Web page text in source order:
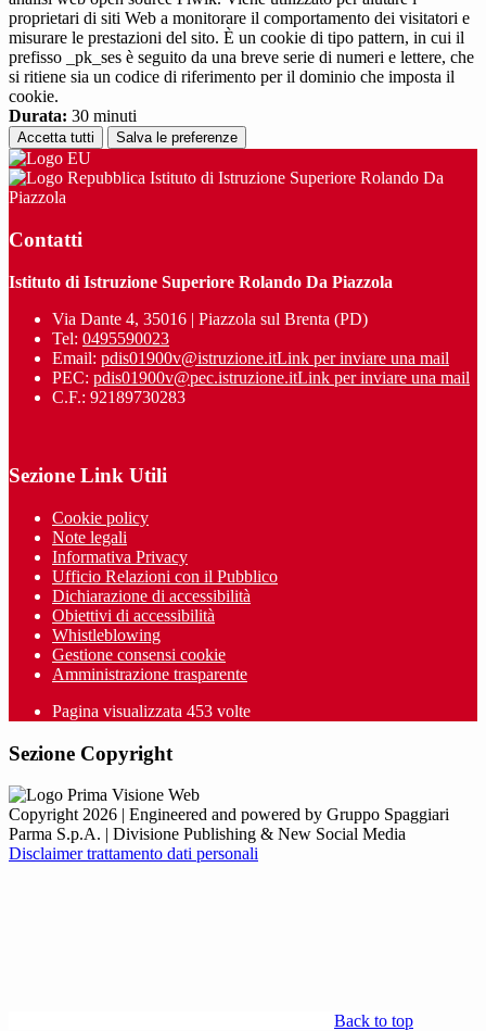
proprietari di siti Web a monitorare il comportamento dei visitatori e
misurare le prestazioni del sito. È un cookie di tipo pattern, in cui il
prefisso _pk_ses è seguito da una breve serie di numeri e lettere, che
si ritiene sia un codice di riferimento per il dominio che imposta il
cookie.
Durata: 30 minuti
Accetta tutti Salva le preferenze
Istituto di Istruzione Superiore Rolando Da
Piazzola
Contatti
Istituto di Istruzione Superiore Rolando Da Piazzola
Via Dante 4, 35016 | Piazzola sul Brenta (PD)
Tel: 0495590023
Email: pdis01900v@istruzione.itLink per inviare una mail
PEC: pdis01900v@pec.istruzione.itLink per inviare una mail
C.F.: 92189730283
Sezione Link Utili
Cookie policy
Note legali
Informativa Privacy
Ufficio Relazioni con il Pubblico
Dichiarazione di accessibilità
Obiettivi di accessibilità
Whistleblowing
Gestione consensi cookie
Amministrazione trasparente
Pagina visualizzata 453 volte
Sezione Copyright
Copyright 2026 | Engineered and powered by Gruppo Spaggiari
Parma S.p.A. | Divisione Publishing & New Social Media
Disclaimer trattamento dati personali
Back to top